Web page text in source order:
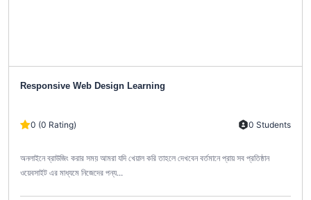
Responsive Web Design Learning
0 (0 Rating) 0 Students
অনলাইনে ব্রাউজিং করার সময় আমরা যদি খেয়াল করি তাহলে দেখবেন বর্তমানে প্রায় সব প্রতিষ্ঠান
ওয়েবসাইট এর মাধ্যমে নিজেদের পন্য...